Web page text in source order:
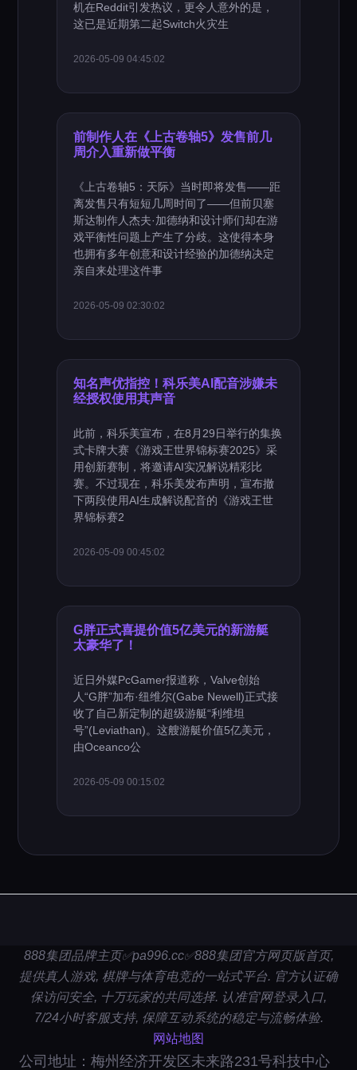
机在Reddit引发热议，更令人意外的是，
这已是近期第二起Switch火灾生
2026-05-09 04:45:02
前制作人在《上古卷轴5》发售前几
周介入重新做平衡
《上古卷轴5：天际》当时即将发售——距
离发售只有短短几周时间了——但前贝塞
斯达制作人杰夫·加德纳和设计师们却在游
戏平衡性问题上产生了分歧。这使得本身
也拥有多年创意和设计经验的加德纳决定
亲自来处理这件事
2026-05-09 02:30:02
知名声优指控！科乐美AI配音涉嫌未
经授权使用其声音
此前，科乐美宣布，在8月29日举行的集换
式卡牌大赛《游戏王世界锦标赛2025》采
用创新赛制，将邀请AI实况解说精彩比
赛。不过现在，科乐美发布声明，宣布撤
下两段使用AI生成解说配音的《游戏王世
界锦标赛2
2026-05-09 00:45:02
G胖正式喜提价值5亿美元的新游艇
太豪华了！
近日外媒PcGamer报道称，Valve创始
人“G胖”加布·纽维尔(Gabe Newell)正式接
收了自己新定制的超级游艇“利维坦
号”(Leviathan)。这艘游艇价值5亿美元，
由Oceanco公
2026-05-09 00:15:02
888集团品牌主页✅pa996.cc✅888集团官方网页版首页,
提供真人游戏, 棋牌与体育电竞的一站式平台. 官方认证确
保访问安全, 十万玩家的共同选择. 认准官网登录入口,
7/24小时客服支持, 保障互动系统的稳定与流畅体验.
网站地图
公司地址：梅州经济开发区未来路231号科技中心